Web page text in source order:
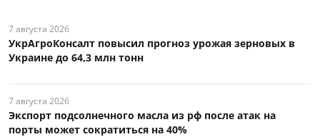
7 августа 2026
УкрАгроКонсалт повысил прогноз урожая зерновых в
Украине до 64,3 млн тонн
7 августа 2026
Экспорт подсолнечного масла из рф после атак на
порты может сократиться на 40%